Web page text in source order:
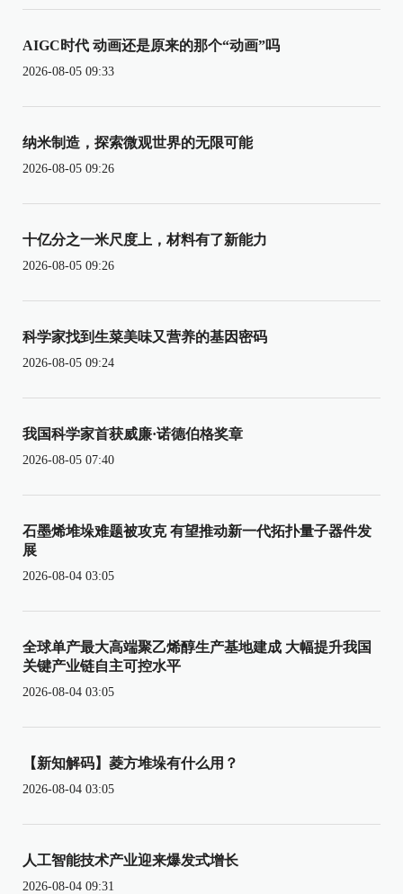
AIGC时代 动画还是原来的那个“动画”吗
2026-08-05 09:33
纳米制造，探索微观世界的无限可能
2026-08-05 09:26
十亿分之一米尺度上，材料有了新能力
2026-08-05 09:26
科学家找到生菜美味又营养的基因密码
2026-08-05 09:24
我国科学家首获威廉·诺德伯格奖章
2026-08-05 07:40
石墨烯堆垛难题被攻克 有望推动新一代拓扑量子器件发
展
2026-08-04 03:05
全球单产最大高端聚乙烯醇生产基地建成 大幅提升我国
关键产业链自主可控水平
2026-08-04 03:05
【新知解码】菱方堆垛有什么用？
2026-08-04 03:05
人工智能技术产业迎来爆发式增长
2026-08-04 09:31